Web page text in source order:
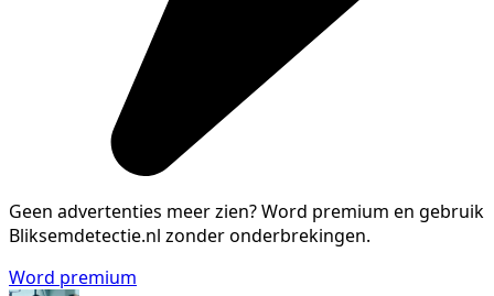
Geen advertenties meer zien?Word premium en gebruik
Bliksemdetectie.nl zonder onderbrekingen.
Word premium